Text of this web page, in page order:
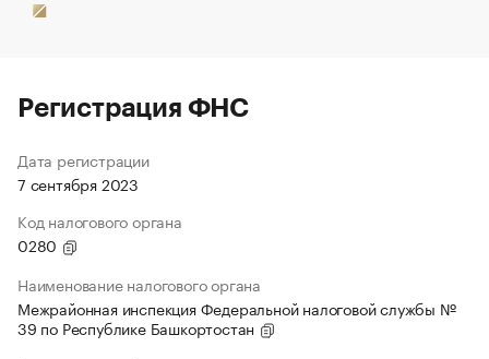
Регистрация ФНС
Дата регистрации
7 сентября 2023
Код налогового органа
0280
Наименование налогового органа
Межрайонная инспекция Федеральной налоговой службы №
39 по Республике Башкортостан